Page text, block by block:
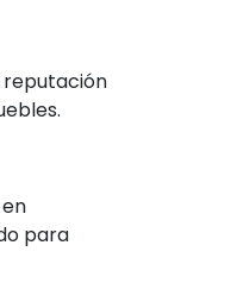
reputación
para